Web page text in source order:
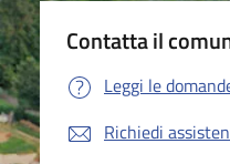
Contatta il
Leggi le
Richiedi